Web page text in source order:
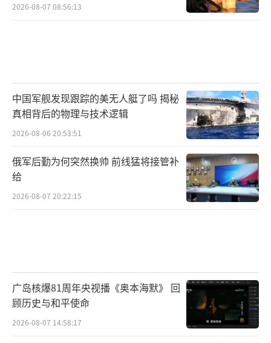
2026-08-07 08:56:13
中国军舰发现跟踪的美无人艇了吗 揭秘
真相背后的物理与技术逻辑
2026-08-06 20:53:51
俄军后勤为何突然换帅 前线猛将接管补
给
2026-08-07 20:22:15
广岛核爆81周年央视播《奥本海默》 回
顾历史与和平使命
2026-08-07 14:58:17